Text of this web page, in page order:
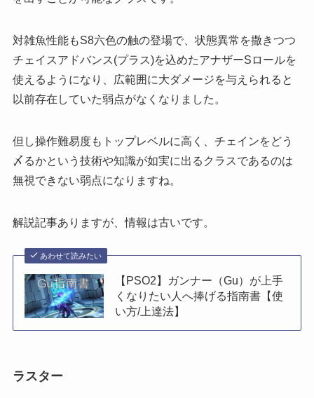
対雑魚性能もS8六色の触の登場で、状態異常を撒きつつ
チェイスアドバンス(プラス)を込めたアナザーSロールを
使えるようになり、広範囲に大ダメージを与えられると
以前存在していた弱点がなくなりました。
但し操作難易度もトップレベルに高く、チェインをどう
〆るかという技術や知識が如実に出るクラスであるのは
無視できない弱点になりますね。
解説記事ありますが、情報は古いです。
あわせて読みたい
【PSO2】ガンナー（Gu）が上手
くなりたい人へ捧げる指南書【使
い方/上達法】
ラスター